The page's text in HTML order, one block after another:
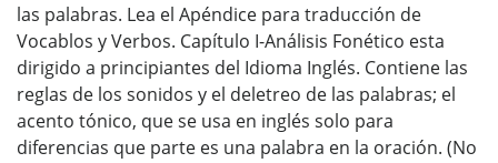
las palabras. Lea el Apéndice para traducción de
Vocablos y Verbos. Capítulo I-Análisis Fonético esta
dirigido a principiantes del Idioma Inglés. Contiene las
reglas de los sonidos y el deletreo de las palabras; el
acento tónico, que se usa en inglés solo para
diferencias que parte es una palabra en la oración. (No